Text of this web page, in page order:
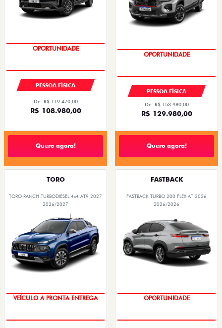
OPORTUNIDADE
PESSOA FÍSICA
De: R$ 119.470,00
R$ 108.980,00
Quero agora!
OPORTUNIDADE
PESSOA FÍSICA
De: R$ 153.980,00
R$ 129.980,00
Quero agora!
TORO
TORO RANCH TURBODIESEL 4x4 AT9 2027
2026/2027
VEÍCULO A PRONTA ENTREGA
FASTBACK
FASTBACK TURBO 200 FLEX AT 2026
2026/2026
OPORTUNIDADE